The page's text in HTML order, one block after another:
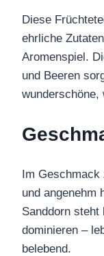
Diese
ehrliche
Aromenspiel.
und Beeren
wunderschöne,
Im
und angenehm
Sanddorn steht
dominieren –
belebend.